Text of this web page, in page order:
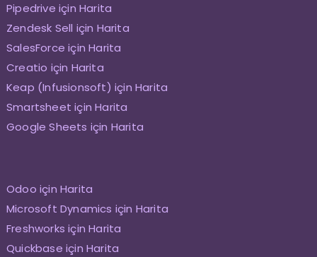
Pipedrive için Harita
Zendesk Sell için Harita
SalesForce için Harita
Creatio için Harita
Keap (Infusionsoft) için Harita
Smartsheet için Harita
Google Sheets için Harita
Odoo için Harita
Microsoft Dynamics için Harita
Freshworks için Harita
Quickbase için Harita